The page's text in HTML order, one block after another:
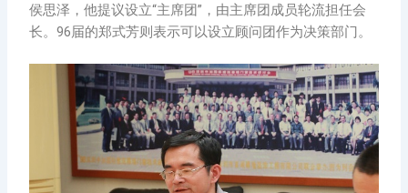
侯思泽，他提议设立“主席团”，由主席团成员轮流担任会
长。96届的郑式芳则表示可以设立顾问团作为决策部门。